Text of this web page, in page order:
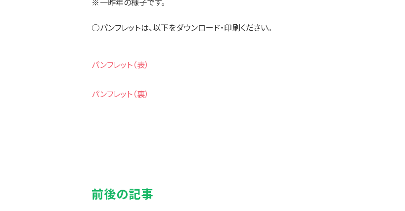
○パンフレットは、以下をダウンロード・印刷ください。
パンフレット（表）
パンフレット（裏）
前後の記事